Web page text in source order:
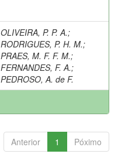
OLIVEIRA, P. P. A.;
RODRIGUES, P. H. M.;
PRAES, M. F. F. M.;
FERNANDES, F. A.;
PEDROSO, A. de F.
Anterior 1 Póximo